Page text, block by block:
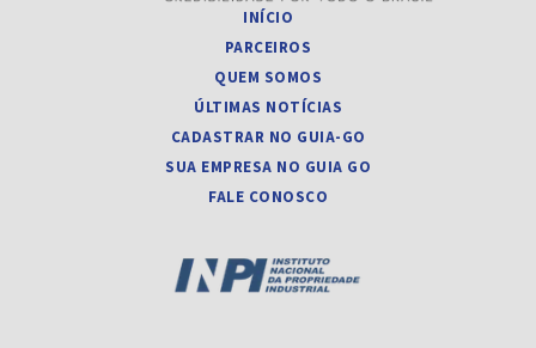
INÍCIO
PARCEIROS
QUEM SOMOS
ÚLTIMAS NOTÍCIAS
CADASTRAR NO GUIA-GO
SUA EMPRESA NO GUIA GO
FALE CONOSCO